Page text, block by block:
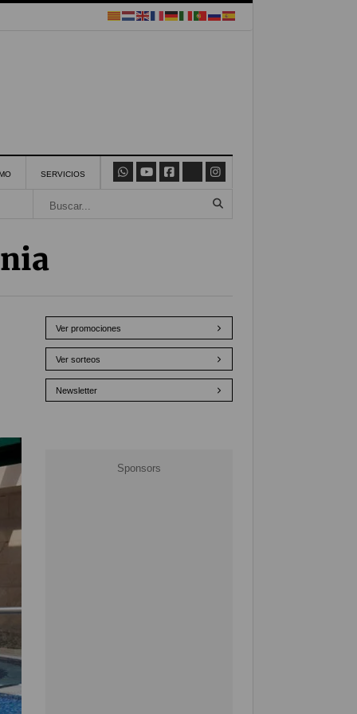
SERVICIOS
Ver promociones
Ver sorteos
Newsletter